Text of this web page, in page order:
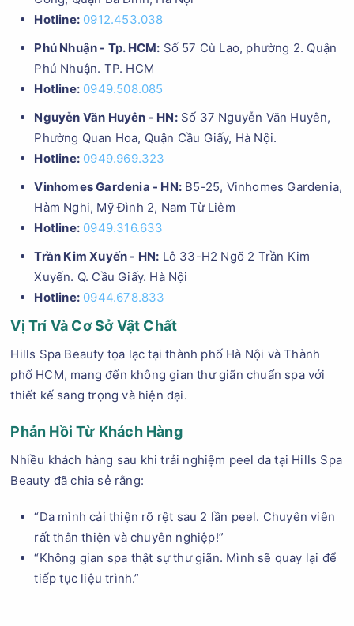
Hotline: 0912.453.038
Phú Nhuận - Tp. HCM: Số 57 Cù Lao, phường 2. Quận
Phú Nhuận. TP. HCM
Hotline: 0949.508.085
Nguyễn Văn Huyên - HN:Số 37 Nguyễn Văn Huyên,
Phường Quan Hoa, Quận Cầu Giấy, Hà Nội.
Hotline: 0949.969.323
Vinhomes Gardenia - HN: B5-25, Vinhomes Gardenia,
Hàm Nghi, Mỹ Đình 2, Nam Từ Liêm
Hotline: 0949.316.633
Trần Kim Xuyến - HN: Lô 33-H2 Ngõ 2 Trần Kim
Xuyến. Q. Cầu Giấy. Hà Nội
Hotline: 0944.678.833
Vị Trí Và Cơ Sở Vật Chất
Hills Spa Beauty tọa lạc tại thành phố Hà Nội và Thành
phố HCM, mang đến không gian thư giãn chuẩn spa với
thiết kế sang trọng và hiện đại.
Phản Hồi Từ Khách Hàng
Nhiều khách hàng sau khi trải nghiệm peel da tại Hills Spa
Beauty đã chia sẻ rằng:
“Da mình cải thiện rõ rệt sau 2 lần peel. Chuyên viên
rất thân thiện và chuyên nghiệp!”
“Không gian spa thật sự thư giãn. Mình sẽ quay lại để
tiếp tục liệu trình.”